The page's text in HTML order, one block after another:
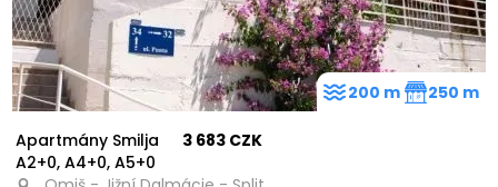
Apartmány Smilja
A2+0, A4+0, A5+0
3 683 CZK
200 m 250 m